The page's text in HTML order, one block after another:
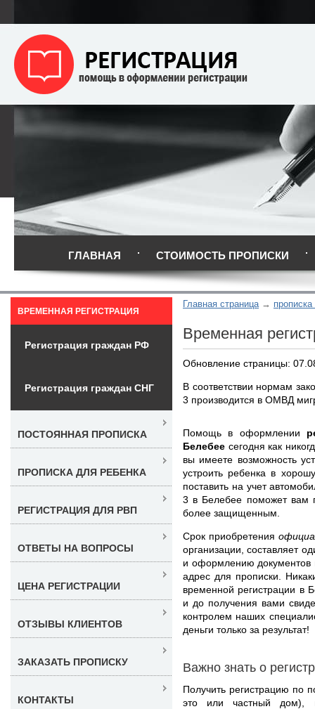
ГЛАВНАЯ СТОИМОСТЬ ПРОПИСКИ
Главная страница
Временная
Обновление страницы:
В соответствии нормам
3 производится в ОМВД
Помощь в оформлении
Белебее сегодня как
вы имеете возможность
устроить ребенка в
поставить на учет
3 в Белебее поможет вам
более защищенным.
Срок приобретения
организации, составляет
и оформлению
адрес для прописки.
временной регистрации в
и до получения вами
контролем наших
деньги только за результат!
Важно знать о
Получить регистрацию по
это или частный дом),
ВРЕМЕННАЯ РЕГИСТРАЦИЯ
Регистрация граждан РФ
Регистрация граждан СНГ
ПОСТОЯННАЯ ПРОПИСКА
ПРОПИСКА ДЛЯ РЕБЕНКА
РЕГИСТРАЦИЯ ДЛЯ РВП
ОТВЕТЫ НА ВОПРОСЫ
ЦЕНА РЕГИСТРАЦИИ
ОТЗЫВЫ КЛИЕНТОВ
ЗАКАЗАТЬ ПРОПИСКУ
КОНТАКТЫ